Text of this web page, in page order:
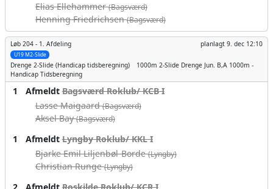
Elias Ellehammer(Bagsværd)
Henning Friedrichsen(Bagsværd)
Løb 204 - 1. Afdeling planlagt 9. dec 12:10
U19 M2-Slide
Drenge 2-Slide (Handicap tidsberegning) 1000m 2-Slide Drenge Jun. B,A 1000m -
Handicap Tidsberegning
1 AfmeldtBagsværd Roklub/ KCB I
Lasse Maigaard(Bagsværd)
Aksel Bay(Bagsværd)
1 AfmeldtLyngby Roklub/ KKL I
Bjarke Emil Liljenbøl-Borde(Lyngby)
Christian Runge(Lyngby)
2 AfmeldtRoskilde Roklub/ KCR I